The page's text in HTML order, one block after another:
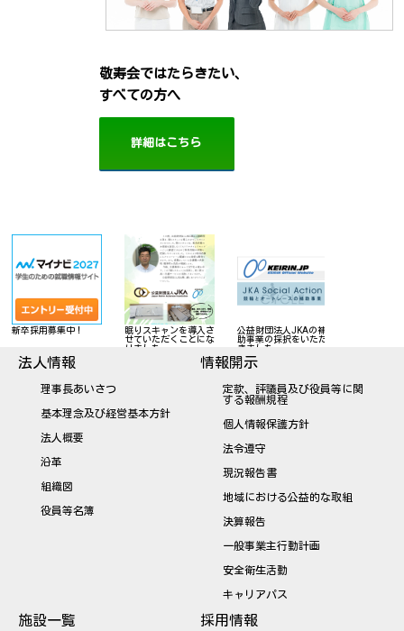
敬寿会ではたらきたい、
すべての方へ
詳細はこちら
新卒採用募集中！
御寄附のお
公益財団法人JKAの補
助事業の採択をいただ
眠りスキャンを導入さ
せていただくことにな
法人情報
理事長あいさつ
基本理念及び経営基本方針
法人概要
沿革
組織図
役員等名簿
情報開示
定款、評議員及び役員等に関
する報酬規程
個人情報保護方針
法令遵守
現況報告書
地域における公益的な取組
決算報告
一般事業主行動計画
安全衛生活動
キャリアパス
施設一覧 採用情報